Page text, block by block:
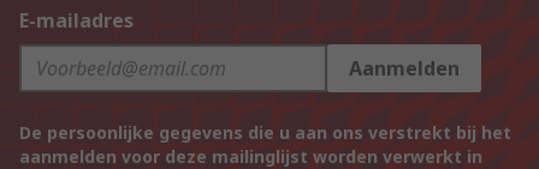
E-mailadres
Aanmelden
De persoonlijke gegevens die u aan ons verstrekt bij het
aanmelden voor deze mailinglijst worden verwerkt in